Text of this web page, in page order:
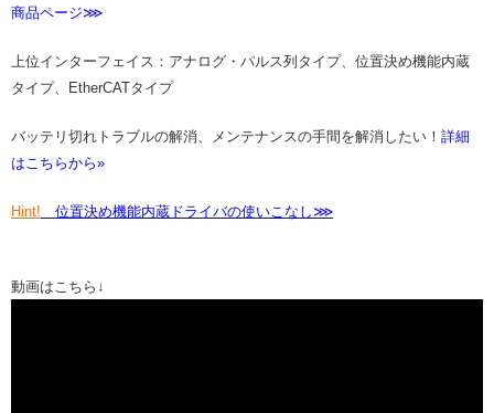
商品ページ⋙
上位インターフェイス：アナログ・パルス列タイプ、位置決め機能内蔵
タイプ、EtherCATタイプ
バッテリ切れトラブルの解消、メンテナンスの手間を解消したい！ 詳細
はこちらから»
Hint! 位置決め機能内蔵ドライバの使いこなし⋙
動画はこちら↓